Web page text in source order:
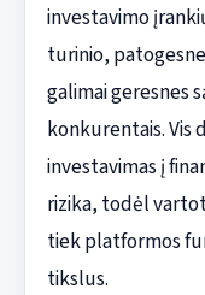
investavimo
turinio,
galimai geresnes
konkurentais. Vis
investavimas į
rizika, todėl
tiek platformos
tikslus.